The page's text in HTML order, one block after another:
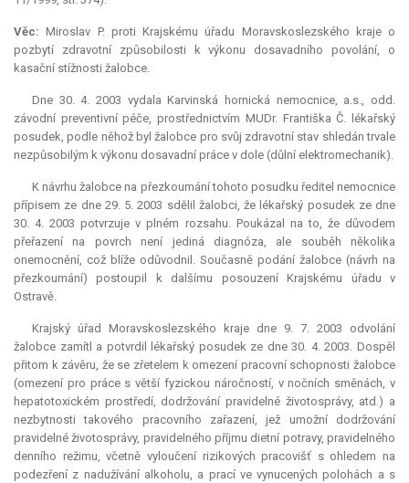
Věc: Miroslav P. proti Krajskému úřadu Moravskoslezského kraje o
pozbytí zdravotní způsobilosti k výkonu dosavadního povolání, o
kasační stížnosti žalobce.
Dne 30. 4. 2003 vydala Karvinská hornická nemocnice, a.s., odd.
závodní preventivní péče, prostřednictvím MUDr. Františka Č. lékařský
posudek, podle něhož byl žalobce pro svůj zdravotní stav shledán trvale
nezpůsobilým k výkonu dosavadní práce v dole (důlní elektromechanik).
K návrhu žalobce na přezkoumání tohoto posudku ředitel nemocnice
přípisem ze dne 29. 5. 2003 sdělil žalobci, že lékařský posudek ze dne
30. 4. 2003 potvrzuje v plném rozsahu. Poukázal na to, že důvodem
přeřazení na povrch není jediná diagnóza, ale souběh několika
onemocnění, což blíže odůvodnil. Současně podání žalobce (návrh na
přezkoumání) postoupil k dalšímu posouzení Krajskému úřadu v
Ostravě.
Krajský úřad Moravskoslezského kraje dne 9. 7. 2003 odvolání
žalobce zamítl a potvrdil lékařský posudek ze dne 30. 4. 2003. Dospěl
přitom k závěru, že se zřetelem k omezení pracovní schopnosti žalobce
(omezení pro práce s větší fyzickou náročností, v nočních směnách, v
hepatotoxickém prostředí, dodržování pravidelné životosprávy, atd.) a
nezbytnosti takového pracovního zařazení, jež umožní dodržování
pravidelné životosprávy, pravidelného příjmu dietní potravy, pravidelného
denního režimu, včetně vyloučení rizikových pracovišť s ohledem na
podezření z nadužívání alkoholu, a prací ve vynucených polohách a s